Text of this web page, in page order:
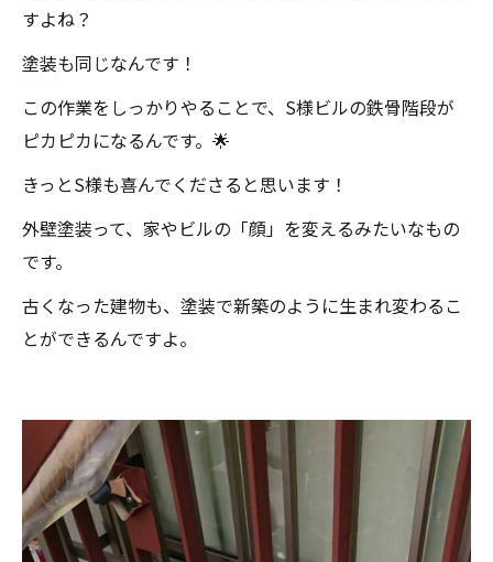
すよね？
塗装も同じなんです！
この作業をしっかりやることで、S様ビルの鉄骨階段が
ピカピカになるんです。🌟
きっとS様も喜んでくださると思います！
外壁塗装って、家やビルの「顔」を変えるみたいなもの
です。
古くなった建物も、塗装で新築のように生まれ変わるこ
とができるんですよ。